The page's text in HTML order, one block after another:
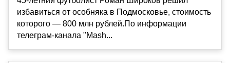
избавиться от особняка в Подмосковье, стоимость
которого — 800 млн рублей.По информации
телеграм-канала "Mash...